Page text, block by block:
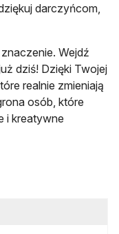
darczyńcom,
Wejdź
w nowej karcie
dziś! Dzięki Twojej
realnie zmieniają
osób, które
i kreatywne